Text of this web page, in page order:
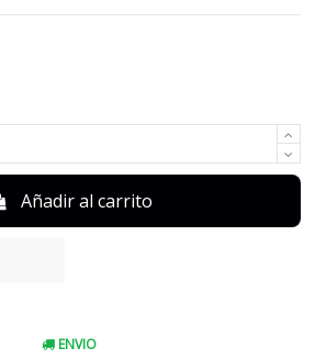
Añadir al carrito
ENVIO